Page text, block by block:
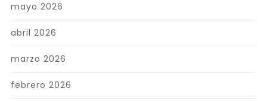
mayo 2026
abril 2026
marzo 2026
febrero 2026